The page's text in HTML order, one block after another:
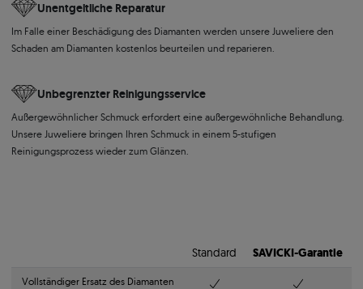
Unentgeltliche Reparatur
Im Falle einer Beschädigung des Diamanten werden unsere Juweliere den
Schaden am Diamanten kostenlos beurteilen und reparieren.
Unbegrenzter Reinigungsservice
Außergewöhnlicher Schmuck erfordert eine außergewöhnliche Behandlung.
Unsere Juweliere bringen Ihren Schmuck in einem 5-stufigen
Reinigungsprozess wieder zum Glänzen.
Standard SAVICKI-Garantie
Vollständiger Ersatz des Diamanten